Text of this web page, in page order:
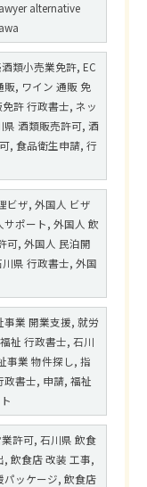
alternative
類小売業免許, EC
販, ワイン 通販 免
許 行政書士, ネッ
県 酒類販売許可, 酒
, 食品衛生申請, 行
ビザ, 外国人 ビザ
サポート, 外国人 飲
可, 外国人 民泊開
県 行政書士, 外国
事業 開業支援, 就労
祉 行政書士, 石川
事業 物件探し, 指
政書士, 申請, 福祉
許可, 石川県 飲食
, 飲食店 改装 工事,
パッケージ, 飲食店